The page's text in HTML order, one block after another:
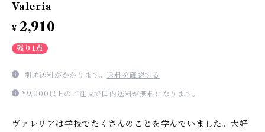
Valeria
¥ 2,910
残り1点
別途送料がかかります。送料を確認する
¥9,000以上のご注文で国内送料が無料になります。
ヴァレリアは学校でたくさんのことを学んでいました。大好